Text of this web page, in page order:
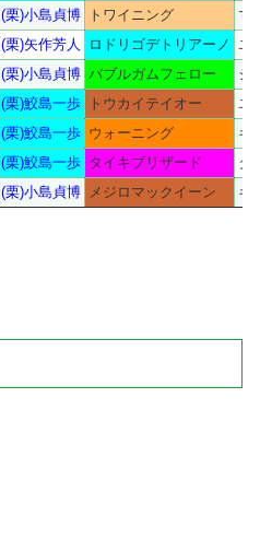
(栗)小島貞博 トワイニング
マ
(栗)矢作芳人 ロドリゴデトリアーノ ユ
(栗)小島貞博 バブルガムフェロー
ジ
(栗)鮫島一歩 トウカイテイオー
ユ
(栗)鮫島一歩 ウォーニング
キ
(栗)鮫島一歩 タイキブリザード
タ
(栗)小島貞博 メジロマックイーン キ